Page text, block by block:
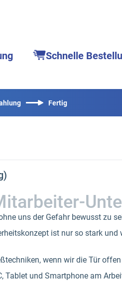
Schnelle
Fertig
uns der Gefahr bewusst zu
ist nur so stark
wenn wir die Tür
Tablet und Smartphone am